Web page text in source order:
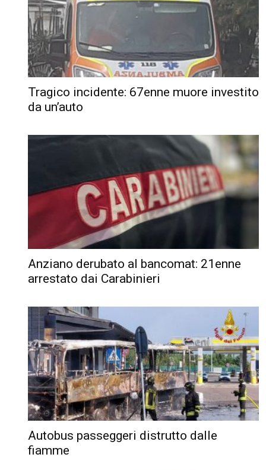
Tragico incidente: 67enne muore investito
da un’auto
Anziano derubato al bancomat: 21enne
arrestato dai Carabinieri
Autobus passeggeri distrutto dalle
fiamme